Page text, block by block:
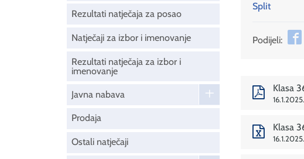
Rezultati natječaja za posao
Natječaji za izbor i imenovanje
Rezultati natječaja za izbor i
imenovanje
Javna nabava
Prodaja
Ostali natječaji
Split
Podijeli:
Klasa
Klasa